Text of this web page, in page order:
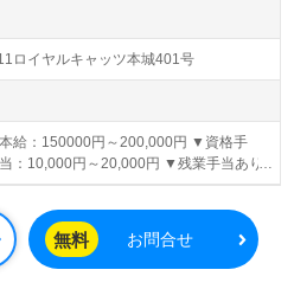
ロイヤルキャッツ本城401号
給：150000円～200,000円 ▼資格手
：10,000円～20,000円 ▼残業手当あり
用期間中の給与の変動なし
無料 お問合せ